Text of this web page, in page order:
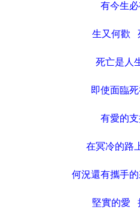
有今生
生又何歡
死亡是人
即使面臨
有愛的
在冥冷的路
何況還有攜手
堅實的愛